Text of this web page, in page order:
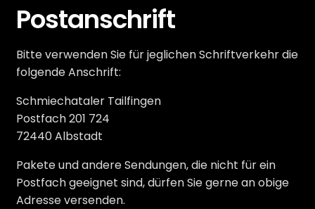
Postanschrift
Bitte verwenden Sie für jeglichen Schriftverkehr die
folgende Anschrift:
Schmiechataler Tailfingen
Postfach 201 724
72440 Albstadt
Pakete und andere Sendungen, die nicht für ein
Postfach geeignet sind, dürfen Sie gerne an obige
Adresse versenden.